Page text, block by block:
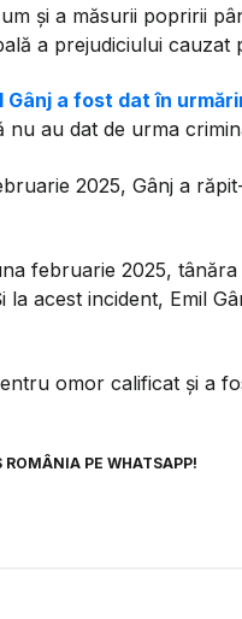
și a măsurii popririi
a prejudiciului cauzat
Gânj a fost dat în
au dat de urma
2025, Gânj a
februarie 2025,
acest incident, Emil
omor calificat și a
ROMÂNIA PE WHATSAPP!